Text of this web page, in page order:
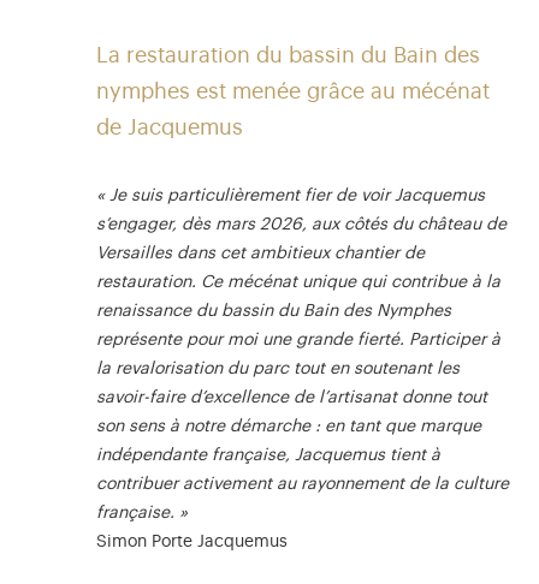
La restauration du bassin du Bain des
nymphes est menée grâce au mécénat
de Jacquemus
« Je suis particulièrement fier de voir Jacquemus
s’engager, dès mars 2026, aux côtés du château de
Versailles dans cet ambitieux chantier de
restauration. Ce mécénat unique qui contribue à la
renaissance du bassin du Bain des Nymphes
représente pour moi une grande fierté. Participer à
la revalorisation du parc tout en soutenant les
savoir-faire d’excellence de l’artisanat donne tout
son sens à notre démarche : en tant que marque
indépendante française, Jacquemus tient à
contribuer activement au rayonnement de la culture
française. »
Simon Porte Jacquemus